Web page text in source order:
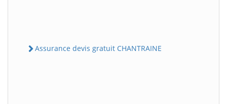
Assurance devis gratuit CHANTRAINE